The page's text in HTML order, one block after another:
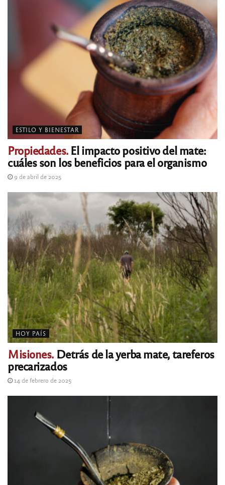
ESTILO Y BIENESTAR
Propiedades.El impacto positivo del mate:
cuáles son los beneficios para el organismo
9 de abril de 2025
HOY PAÍS
Misiones. Detrás de la yerba mate, tareferos
precarizados
14 de febrero de 2025